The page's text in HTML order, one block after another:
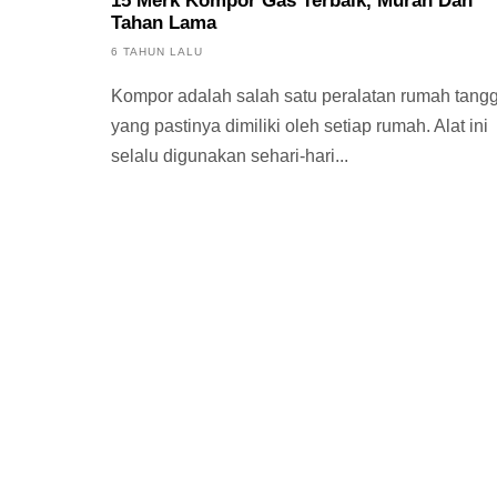
Tahan Lama
6 TAHUN LALU
Kompor adalah salah satu peralatan rumah
yang pastinya dimiliki oleh setiap rumah. Alat ini
selalu digunakan sehari-hari...